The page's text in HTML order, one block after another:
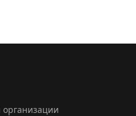
организации